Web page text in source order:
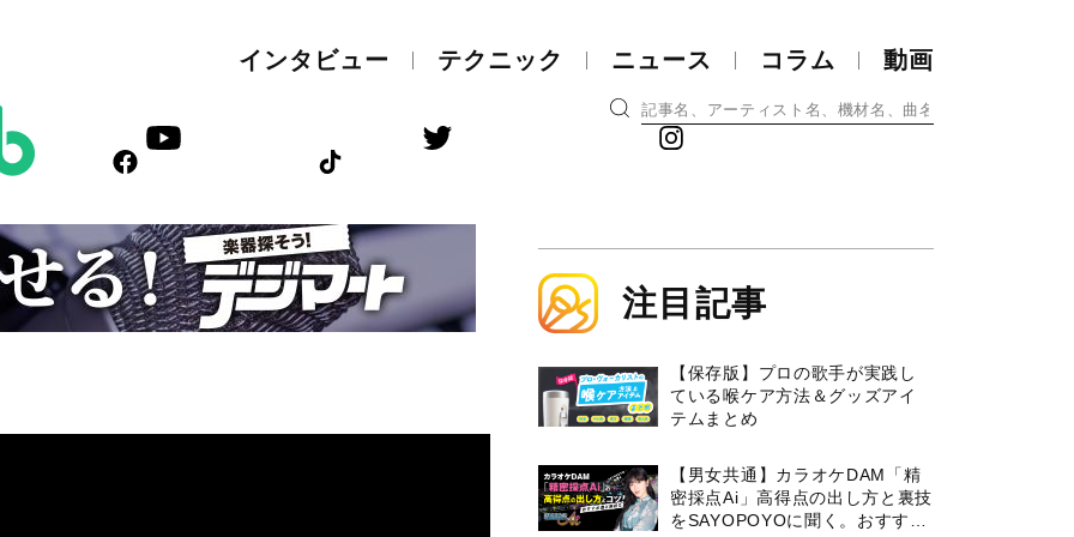
インタビュー テクニック ニュース コラム 動画
注目記事
【保存版】プロの歌手が実践し
ている喉ケア⽅法＆グッズアイ
テムまとめ
【男女共通】カラオケDAM「精
密採点Ai」高得点の出し方と裏技
をSAYOPOYOに聞く。おすすめ